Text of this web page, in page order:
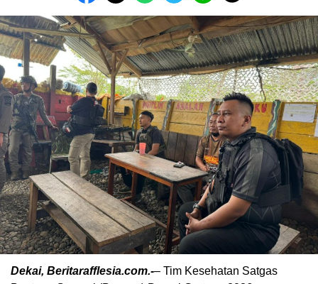
Dekai, Beritarafflesia.com.-– Tim Kesehatan Satgas